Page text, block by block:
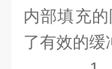
内部填充
了有效的缓